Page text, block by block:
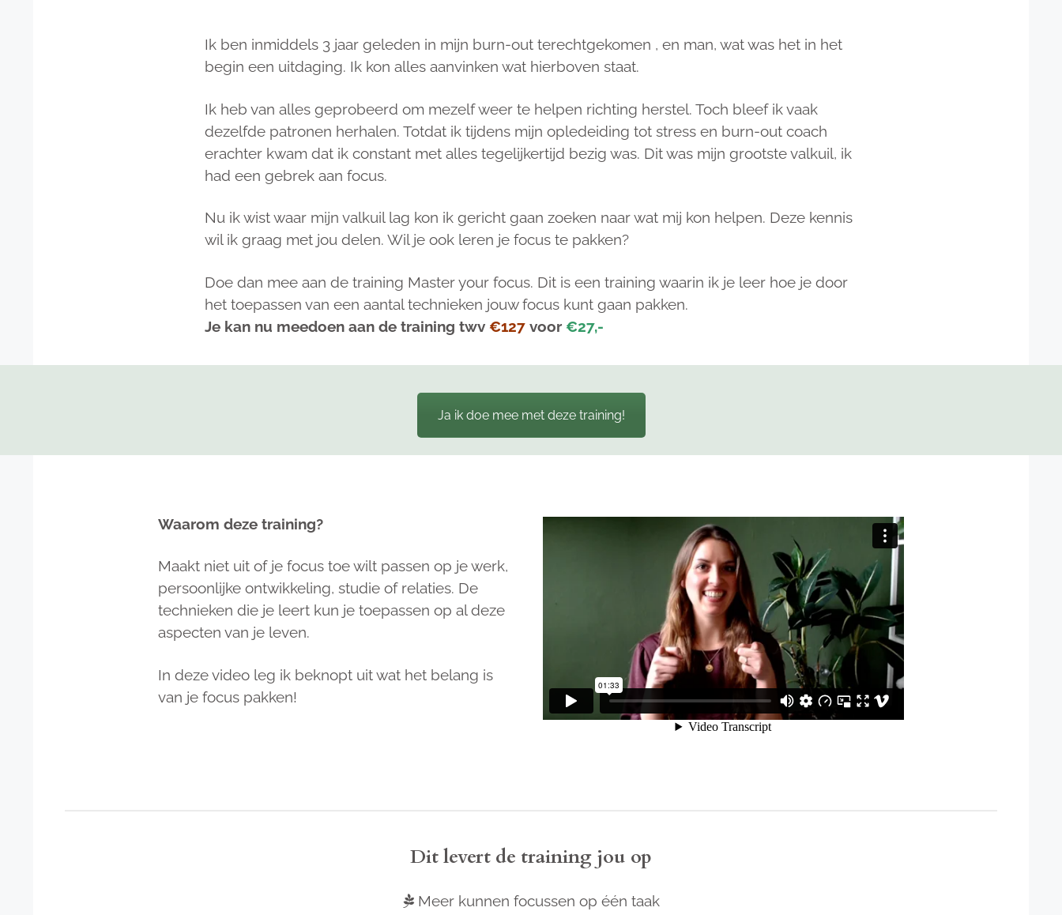
Ik ben inmiddels 3 jaar geleden in mijn burn-out terechtgekomen , en man, wat was het in het
begin een uitdaging. Ik kon alles aanvinken wat hierboven staat.
Ik heb van alles geprobeerd om mezelf weer te helpen richting herstel. Toch bleef ik vaak
dezelfde patronen herhalen. Totdat ik tijdens mijn opledeiding tot stress en burn-out coach
erachter kwam dat ik constant met alles tegelijkertijd bezig was. Dit was mijn grootste valkuil, ik
had een gebrek aan focus.
Nu ik wist waar mijn valkuil lag kon ik gericht gaan zoeken naar wat mij kon helpen. Deze kennis
wil ik graag met jou delen. Wil je ook leren je focus te pakken?
Doe dan mee aan de training Master your focus. Dit is een training waarin ik je leer hoe je door
het toepassen van een aantal technieken jouw focus kunt gaan pakken.
Je kan nu meedoen aan de training twv €127 voor €27,-
Ja ik doe mee met deze training!
Waarom deze training?
Maakt niet uit of je focus toe wilt passen op je werk,
persoonlijke ontwikkeling, studie of relaties. De
technieken die je leert kun je toepassen op al deze
aspecten van je leven.
In deze video leg ik beknopt uit wat het belang is
van je focus pakken!
Dit levert de training jou op
Meer kunnen focussen op één taak